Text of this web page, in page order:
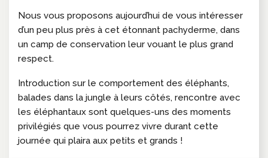
Nous vous proposons aujourd’hui de vous intéresser
d’un peu plus près à cet étonnant pachyderme, dans
un camp de conservation leur vouant le plus grand
respect.
Introduction sur le comportement des éléphants,
balades dans la jungle à leurs côtés, rencontre avec
les éléphantaux sont quelques-uns des moments
privilégiés que vous pourrez vivre durant cette
journée qui plaira aux petits et grands !